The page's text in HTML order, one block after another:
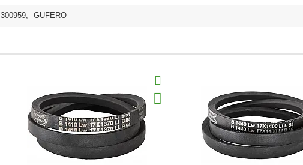
300959, GUFERO